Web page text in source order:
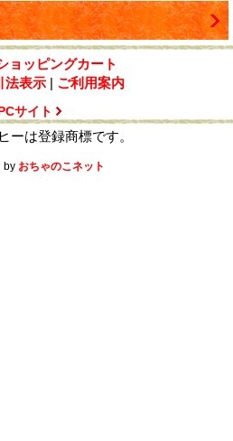
ョッピングカート
法表示 | ご利用案内
サイト
ーは登録商標です。
by おちゃのこネット